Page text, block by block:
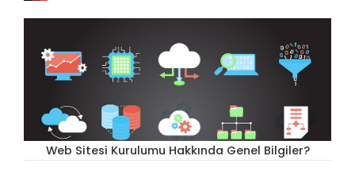
Web Sitesi Kurulumu Hakkında Genel Bilgiler?